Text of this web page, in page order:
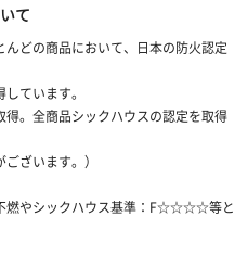
て
どの商品において、日本の防火認定
ています。
。全商品シックハウスの認定を取得
ざいます。）
燃やシックハウス基準：F☆☆☆☆等と